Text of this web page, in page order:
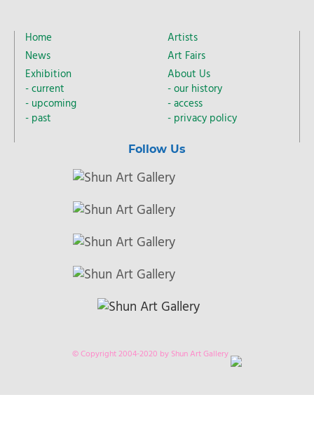
2月22日举办
Shun Art Gallery Shanghai “我来啦 -Come On-” 将于10月
24日至12月6日举行
Shun Art Gallery Tokyo “另一个世界” 将于10月24日至12
Home
News
Exhibition
current
upcoming
past
Artists
Art Fairs
About Us
our history
access
privacy policy
Follow Us
© Copyright 2004-2020 by Shun Art Gallery